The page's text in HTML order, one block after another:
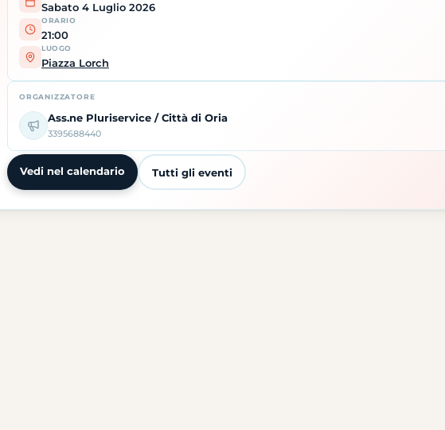
Sabato 4 Luglio 2026
ORARIO
21:00
LUOGO
Piazza Lorch
ORGANIZZATORE
Ass.ne Pluriservice / Città di Oria
3395688440
Vedi nel calendario Tutti gli eventi